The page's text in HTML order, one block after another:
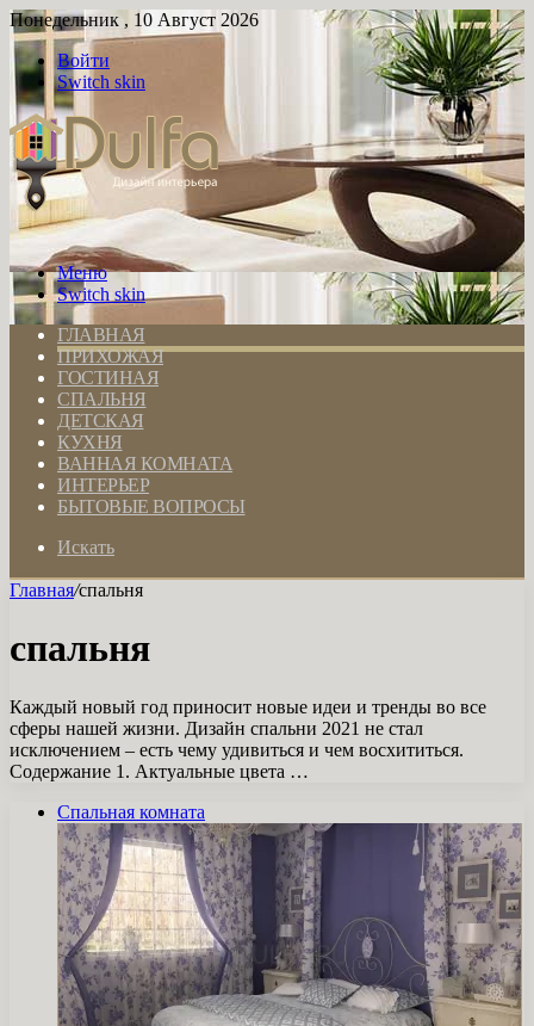
Понедельник , 10 Август 2026
Войти
Switch skin
Меню
Switch skin
ГЛАВНАЯ
ПРИХОЖАЯ
ГОСТИНАЯ
СПАЛЬНЯ
ДЕТСКАЯ
КУХНЯ
ВАННАЯ КОМНАТА
ИНТЕРЬЕР
БЫТОВЫЕ ВОПРОСЫ
Искать
Главная/спальня
спальня
Каждый новый год приносит новые идеи и тренды во все
сферы нашей жизни. Дизайн спальни 2021 не стал
исключением – есть чему удивиться и чем восхититься.
Содержание 1. Актуальные цвета …
Спальная комната